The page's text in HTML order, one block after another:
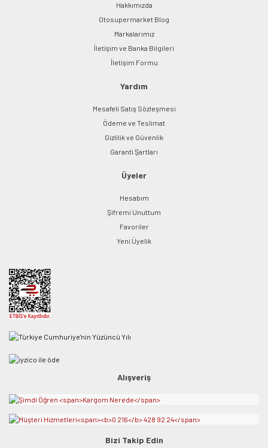
Gönder
Hakkımızda
Otosupermarket Blog
Markalarımız
İletişim ve Banka Bilgileri
İletişim Formu
Yardım
Mesafeli Satış Sözleşmesi
Ödeme ve Teslimat
Gizlilik ve Güvenlik
Garanti Şartları
Üyeler
Hesabım
Şifremi Unuttum
Favoriler
Yeni Üyelik
Alışveriş
Bizi Takip Edin